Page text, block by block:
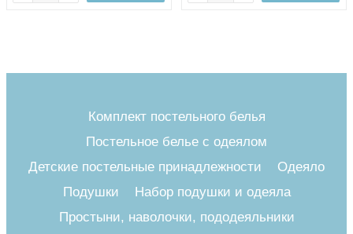
Комплект постельного белья
Постельное белье с одеялом
Детские постельные принадлежности
Одеяло
Подушки
Набор подушки и одеяла
Простыни, наволочки, пододеяльники